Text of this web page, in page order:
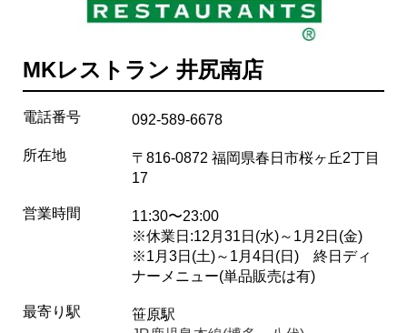
MKレストラン 井尻南店
電話番号 092-589-6678
所在地
〒816-0872 福岡県春日市桜ヶ丘2丁目
17
営業時間
11:30〜23:00
※休業日:12月31日(水)～1月2日(金)
※1月3日(土)～1月4日(日) 終日ディ
ナーメニュー(単品販売は有)
最寄り駅
笹原駅